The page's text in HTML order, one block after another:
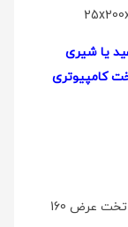
یا شیری
300 گرمی و دوخت کامپیوتری
1 عدد لحاف با ابعاد 220×230 (مناسب برای تخت عرض 160